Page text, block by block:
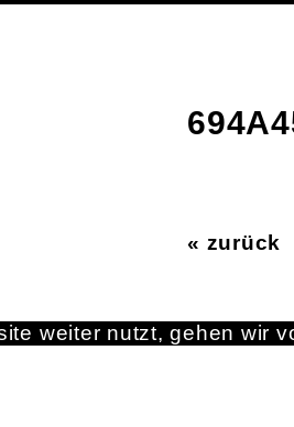
« zurück
weiter nutzt, gehen wir